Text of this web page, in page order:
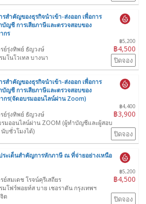
รสำคัญของธุรกิจนำเข้า-ส่งออก เพื่อการ
ญชี การเสียภาษีและตรวจสอบของ
กร
฿5,200
฿4,500
ย์รุ่งทิพย์ ธัญวงษ์
มโนโวเทล บางนา
ปิดจอง
รสำคัญของธุรกิจนำเข้า-ส่งออก เพื่อการ
ญชี การเสียภาษีและตรวจสอบของ
กร(จัดอบรมออนไลน์ผ่าน Zoom)
฿4,400
฿3,900
ย์รุ่งทิพย์ ธัญวงษ์
มออนไลน์ผ่าน ZOOM (ผู้ทำบัญชีและผู้สอบ
บชั่วโมงได้)
ปิดจอง
ระเด็นสำคัญการหักภาษี ณ ที่จ่ายอย่างเหนือ
฿5,200
฿4,500
ย์สมเดช โรจน์คุรีเสถียร
มโฟร์พอยท์ส บาย เชอราตัน กรุงเทพฯ
ต
ปิดจอง